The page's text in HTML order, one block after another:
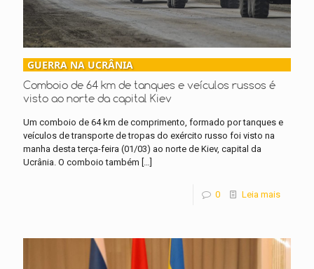
GUERRA NA UCRÂNIA
Comboio de 64 km de tanques e veículos russos é
visto ao norte da capital Kiev
Um comboio de 64 km de comprimento, formado por tanques e
veículos de transporte de tropas do exército russo foi visto na
manha desta terça-feira (01/03) ao norte de Kiev, capital da
Ucrânia. O comboio também […]
0 Leia mais